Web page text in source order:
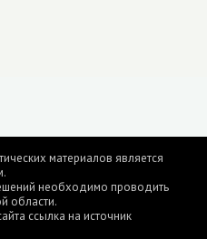
материалов является
необходимо проводить
области.
ссылка на источник